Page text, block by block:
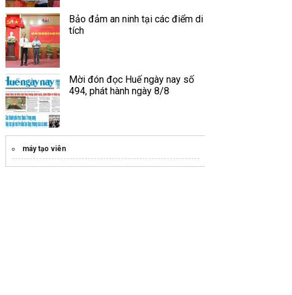
Bảo đảm an ninh tại các điểm di
tích
Mời đón đọc Huế ngày nay số
494, phát hành ngày 8/8
máy tạo viên